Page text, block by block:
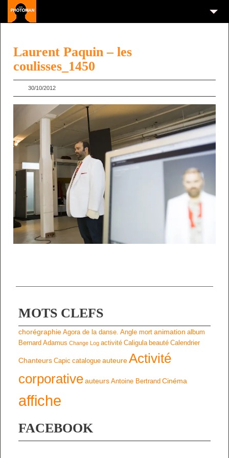
Laurent Paquin – les
coulisses_1450
30/10/2012
MOTS CLEFS
chorégraphie Agora de la danse. Angle mort animation album
Bernard Adamus Change Log activité Caligula beauté Calendrier
Chanteurs Capic catalogue auteureActivité
corporativeauteurs Antoine Bertrand Cinéma
affiche
FACEBOOK